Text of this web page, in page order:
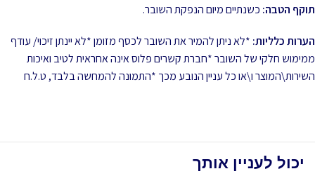
תוקף הטבה: כשנתיים מיום הנפקת השובר.
הערות כלליות: *לא ניתן להמיר את השובר לכסף מזומן *לא יינתן זיכוי/ עודף
ממימוש חלקי של השובר *חברת קשרים פלוס אינה אחראית לטיב ואיכות
השירות\המוצר ו\או כל עניין הנובע מכך *התמונה להמחשה בלבד, ט.ל.ח
יכול לעניין אותך